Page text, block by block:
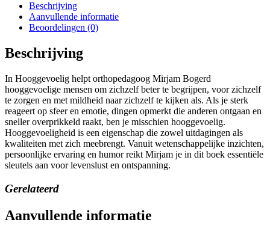
Beschrijving
Aanvullende informatie
Beoordelingen (0)
Beschrijving
In Hooggevoelig helpt orthopedagoog Mirjam Bogerd
hooggevoelige mensen om zichzelf beter te begrijpen, voor zichzelf
te zorgen en met mildheid naar zichzelf te kijken als. Als je sterk
reageert op sfeer en emotie, dingen opmerkt die anderen ontgaan en
sneller overprikkeld raakt, ben je misschien hooggevoelig.
Hooggevoeligheid is een eigenschap die zowel uitdagingen als
kwaliteiten met zich meebrengt. Vanuit wetenschappelijke inzichten,
persoonlijke ervaring en humor reikt Mirjam je in dit boek essentiële
sleutels aan voor levenslust en ontspanning.
Gerelateerd
Aanvullende informatie